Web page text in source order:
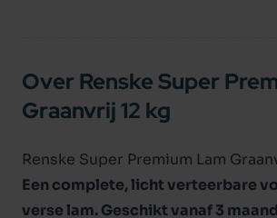
Over Renske Super
Graanvrij 12 kg
Renske Super Premium Lam
Een complete, licht verteerbare
verse lam. Geschikt vanaf 3